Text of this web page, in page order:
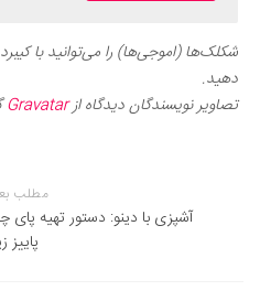
شکلک‌ها (اموجی‌ها) را می‌توانید با
دهید.
تصاویر نویسندگان دیدگاه ازGravatar
مطلب
آشپزی با دینو: دستور تهیه پای
پاییز